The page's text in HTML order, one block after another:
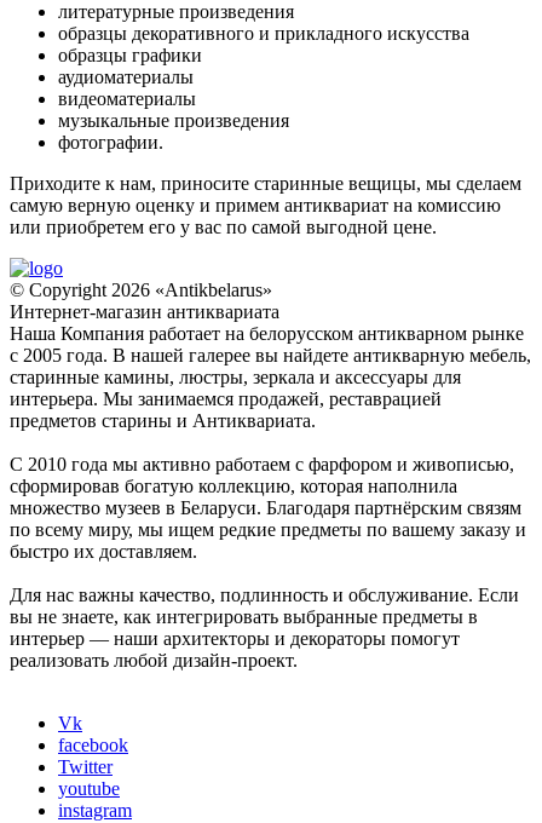
литературные произведения
образцы декоративного и прикладного искусства
образцы графики
аудиоматериалы
видеоматериалы
музыкальные произведения
фотографии.
Приходите к нам, приносите старинные вещицы, мы сделаем
самую верную оценку и примем антиквариат на комиссию
или приобретем его у вас по самой выгодной цене.
© Copyright 2026 «Antikbelarus»
Интернет-магазин антиквариата
Наша Компания работает на белорусском антикварном рынке
с 2005 года. В нашей галерее вы найдете антикварную мебель,
старинные камины, люстры, зеркала и аксессуары для
интерьера. Мы занимаемся продажей, реставрацией
предметов старины и Антиквариата.
С 2010 года мы активно работаем с фарфором и живописью,
сформировав богатую коллекцию, которая наполнила
множество музеев в Беларуси. Благодаря партнёрским связям
по всему миру, мы ищем редкие предметы по вашему заказу и
быстро их доставляем.
Для нас важны качество, подлинность и обслуживание. Если
вы не знаете, как интегрировать выбранные предметы в
интерьер — наши архитекторы и декораторы помогут
реализовать любой дизайн-проект.
Vk
facebook
Twitter
youtube
instagram